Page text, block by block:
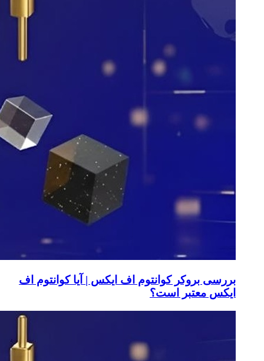
بررسی بروکر کوانتوم اف ایکس | آیا کوانتوم اف
ایکس معتبر است؟